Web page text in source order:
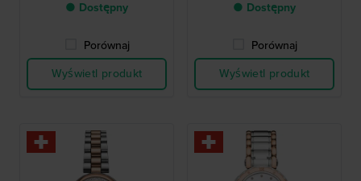
● Dostępny
Porównaj
Wyświetl produkt
● Dostępny
Porównaj
Wyświetl produkt